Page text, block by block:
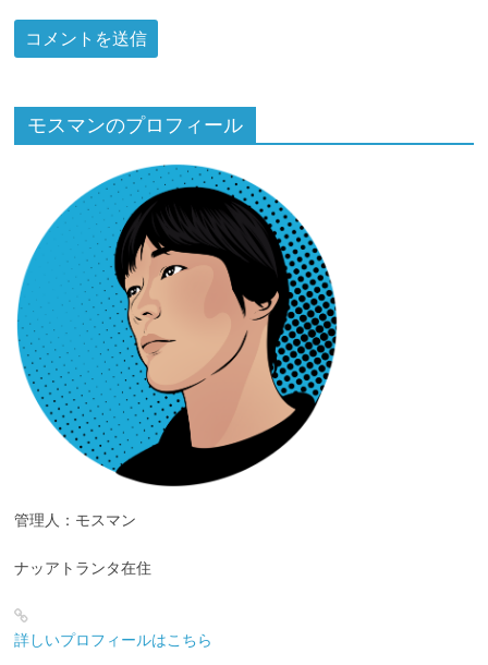
モスマンのプロフィール
管理人：モスマン
ナッアトランタ在住
詳しいプロフィールはこちら